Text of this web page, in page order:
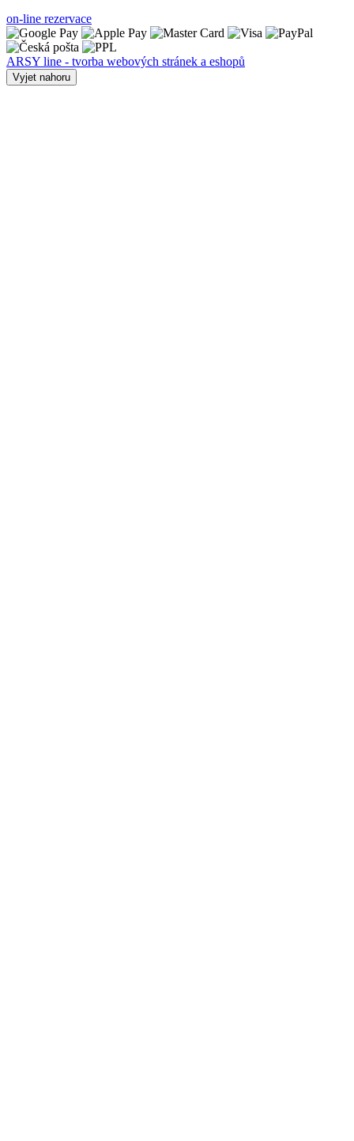
on-line rezervace
ARSY line - tvorba webových stránek a eshopů
Vyjet nahoru